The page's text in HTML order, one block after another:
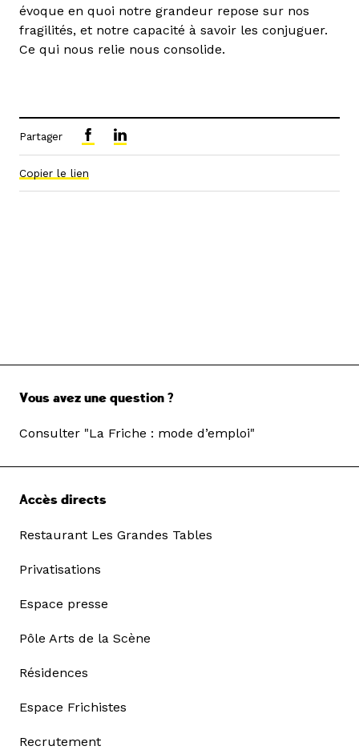
évoque en quoi notre grandeur repose sur nos
fragilités, et notre capacité à savoir les conjuguer.
Ce qui nous relie nous consolide.
Partager
Copier le lien
Vous avez une question ?
Consulter "La Friche : mode d’emploi"
Accès directs
Restaurant Les Grandes Tables
Privatisations
Espace presse
Pôle Arts de la Scène
Résidences
Espace Frichistes
Recrutement